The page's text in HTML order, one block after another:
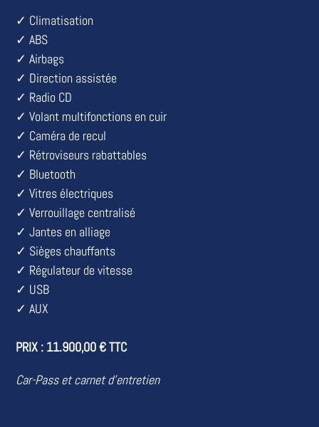
✓ Climatisation
✓ ABS
✓ Airbags
✓ Direction assistée
✓ Radio CD
✓ Volant multifonctions en cuir
✓ Caméra de recul
✓ Rétroviseurs rabattables
✓ Bluetooth
✓ Vitres électriques
✓ Verrouillage centralisé
✓ Jantes en alliage
✓ Sièges chauffants
✓ Régulateur de vitesse
✓ USB
✓ AUX
PRIX : 11.900,00 € TTC
Car-Pass et carnet d'entretien